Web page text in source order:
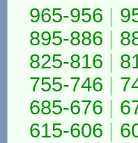
965-956 |
895-886 |
825-816 |
755-746 |
685-676 |
615-606 |